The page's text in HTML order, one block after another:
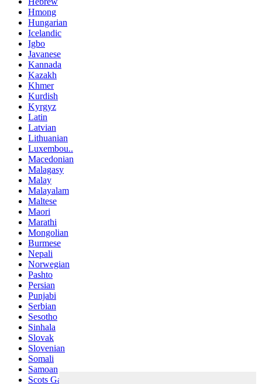
Hmong
Hungarian
Icelandic
Igbo
Javanese
Kannada
Kazakh
Khmer
Kurdish
Kyrgyz
Latin
Latvian
Lithuanian
Luxembou..
Macedonian
Malagasy
Malay
Malayalam
Maltese
Maori
Marathi
Mongolian
Burmese
Nepali
Norwegian
Pashto
Persian
Punjabi
Serbian
Sesotho
Sinhala
Slovak
Slovenian
Somali
Samoan
Scots Gaelic